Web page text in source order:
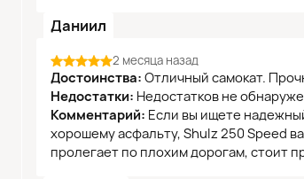
Даниил
2 месяца назад
Достоинства: Отличный самокат.
Недостатки: Недостатков не
Комментарий: Если вы ищете
хорошему асфальту, Shulz 250 Speed
пролегает по плохим дорогам, стоит